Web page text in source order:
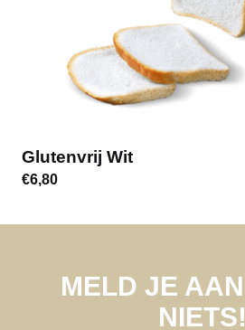
Glutenvrij Wit
€6,80
MELD JE
NIETS!